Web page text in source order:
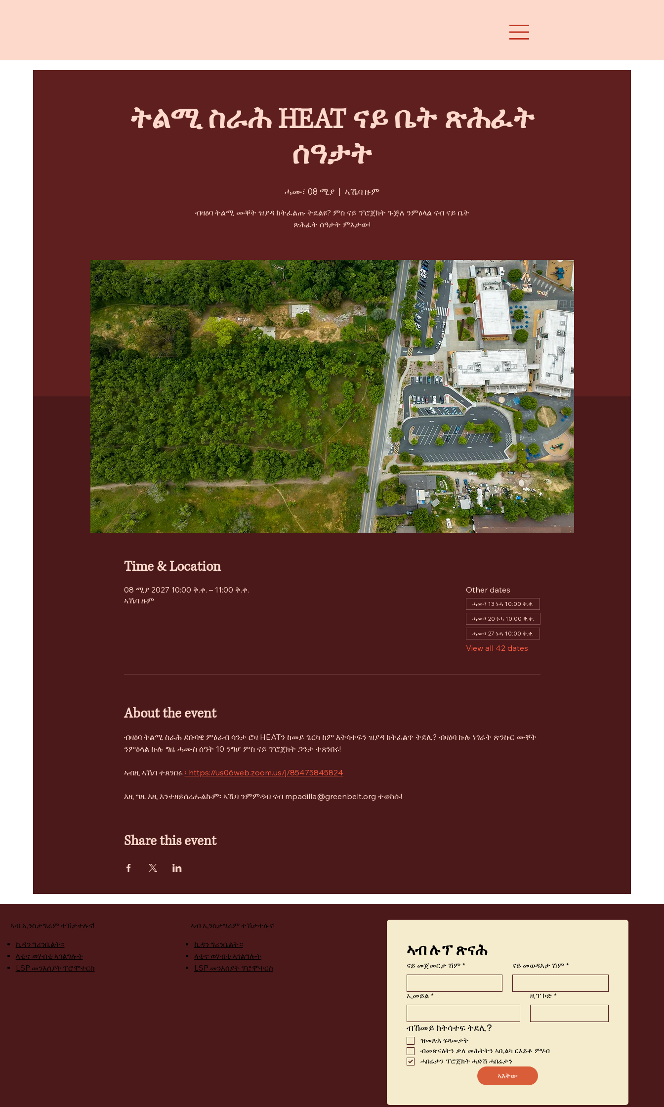
ትልሚ ስራሕ HEAT ናይ ቤት ጽሕፈት
ሰዓታት
ሓሙ፣ 08 ሚያ
  |
ኣኼባ ዙም
ብዛዕባ ትልሚ ሙቐት ዝያዳ ክትፈልጡ ትደልዩ? ምስ ናይ ፕሮጀክት ጉጅለ ንምዕላል ናብ ናይ ቤት
ጽሕፈት ሰዓታት ምእታው!
Time & Location
08 ሚያ 2027 10:00 ቅ.ቀ. – 11:00 ቅ.ቀ.
ኣኼባ ዙም
Other dates
ሓሙ፣ 13 ነሓ 10:00 ቅ.ቀ.
ሓሙ፣ 20 ነሓ 10:00 ቅ.ቀ.
ሓሙ፣ 27 ነሓ 10:00 ቅ.ቀ.
View all 42 dates
About the event
ብዛዕባ ትልሚ ስራሕ ደቡባዊ ምዕራብ ሳንታ ሮዛ HEATን ከመይ ጌርካ ከም እትሳተፍን ዝያዳ ክትፈልጥ ትደሊ? ብዛዕባ ኩሉ ነገራት ጽንኩር ሙቐት
ንምዕላል ኩሉ ግዜ ሓሙስ ሰዓት 10 ንግሆ ምስ ናይ ፕሮጀክት ጋንታ ተጸንበሩ!
ኣብዚ ኣኼባ ተጸንበሩ ፡ https://us06web.zoom.us/j/85475845824
እዚ ግዜ እዚ እንተዘይሰሪሑልኩም፡ ኣኼባ ንምምዳብ ናብ mpadilla@greenbelt.org ተወከሱ!
Share this event
ኣብ ኢንስታግራም ተኸታተሉና!
ኪዳን ግሪንቤልት።
ላቲኖ ወሃብቲ ኣገልግሎት
LSP መንእሰያት ፕሮሞተርስ
ኣብ ኢንስታግራም ተኸታተሉና!
ኪዳን ግሪንቤልት።
ላቲኖ ወሃብቲ ኣገልግሎት
LSP መንእሰያት ፕሮሞተርስ
ኣብ ሉፕ ጽናሕ
ናይ መጀመርታ ሽም * ናይ መወዳእታ ሽም *
ኢመይል * ዚፕ ኮድ *
ብኸመይ ክትሳተፍ ትደሊ?
ዝመጽእ ፍጻመታት
ብመጽናዕትን ቃለ መሕትትን ኣቢልካ ርእይቶ ምሃብ
ሓበሬታን ፕሮጀክት ሓድሽ ሓበሬታን
ኣእትው